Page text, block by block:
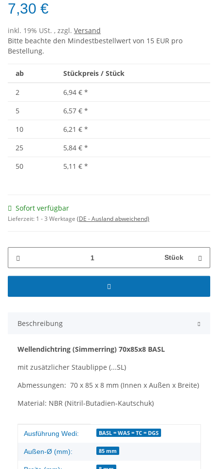
7,30 €
inkl. 19% USt. , zzgl. Versand
Bitte beachte den Mindestbestellwert von 15 EUR pro
Bestellung.
ab Stückpreis / Stück
2 6,94 € *
5
6,57 € *
10
6,21 € *
25
5,84 € *
50
5,11 € *
Sofort verfügbar
Lieferzeit: 1 - 3 Werktage (DE - Ausland abweichend)
Stück
Beschreibung
Wellendichtring (Simmerring) 70x85x8 BASL
mit zusätzlicher Staublippe (...SL)
Abmessungen: 70 x 85 x 8 mm (Innen x Außen x Breite)
Material: NBR (Nitril-Butadien-Kautschuk)
Produkteigenschaft
Wert
Ausführung Wedi: BASL = WAS = TC = DGS
Außen-Ø (mm): 85 mm